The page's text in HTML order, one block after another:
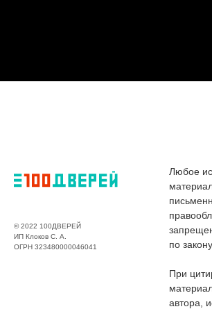
© 2022 100ДВЕРЕЙ
ИП Клоков С. А.
ОГРН 323480000046041
Любое
по закону.
При
автора,